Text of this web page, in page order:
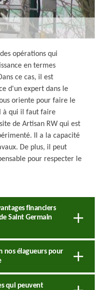
opérations qui
en termes
ce cas, il est
d'un expert dans le
oriente pour faire le
à qui il faut faire
de Artisan RW qui est
Il a la capacité
De plus, il peut
pour respecter le
financiers
Saint Germain
nos élagueurs pour
qui peuvent